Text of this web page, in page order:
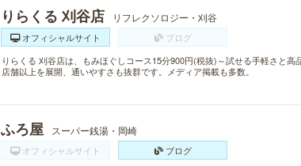
りらくる 刈谷店 リフレクソロジー・刈谷
オフィシャルサイト
ブログ
りらくる 刈谷店は、もみほぐしコース15分900円(税抜)～試せる手軽さと
店舗以上を展開、通いやすさも抜群です。メディア掲載も多数。
ふろ屋 スーパー銭湯・岡崎
オフィシャルサイト
ブログ